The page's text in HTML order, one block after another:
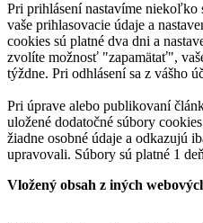
Pri prihlásení nastavíme niekoľko
vaše prihlasovacie údaje a
cookies sú platné dva dni a
zvolíte možnosť "zapamätať",
týždne. Pri odhlásení sa z vášho
Pri úprave alebo publikovaní
uložené dodatočné súbory
žiadne osobné údaje a odkazujú
upravovali. Súbory sú platné 1
Vložený obsah z iných